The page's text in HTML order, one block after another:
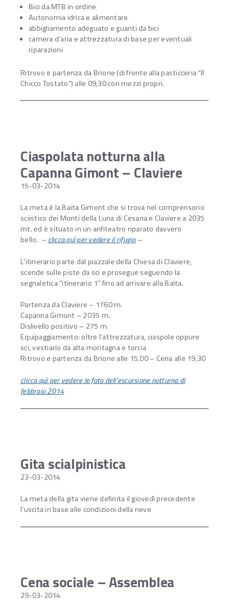
Bici da MTB in ordine
Autonomia idrica e alimentare
abbigliamento adeguato e guanti da bici
camera d’aria e attrezzatura di base per eventuali
riparazioni
Ritrovo e partenza da Brione (di fronte alla pasticceria “Il
Chicco Tostato”) alle 09,30 con mezzi propri.
Ciaspolata notturna alla
Capanna Gimont – Claviere
15-03-2014
La meta è la Baita Gimont che si trova nel comprensorio
sciistico dei Monti della Luna di Cesana e Claviere a 2035
mt. ed è situato in un anfiteatro riparato davvero
bello. – clicca quì per vedere il rifugio–
L’itinerario parte dal piazzale della Chiesa di Claviere,
scende sulle piste da sci e prosegue seguendo la
segnaletica “itinerario 1” fino ad arrivare alla Baita.
Partenza da Claviere – 1760 m.
Capanna Gimont – 2035 m.
Dislivello positivo – 275 m.
Equipaggiamento: oltre l’attrezzatura, ciaspole oppure
sci, vestiario da alta montagna e torcia
Ritrovo e partenza da Brione alle 15,00 – Cena alle 19,30
clicca quì per vedere le foto dell’escursione notturna di
febbraio 2014
Gita scialpinistica
23-03-2014
La meta della gita viene definita il giovedì precedente
l’uscita in base alle condizioni della neve
Cena sociale – Assemblea
29-03-2014